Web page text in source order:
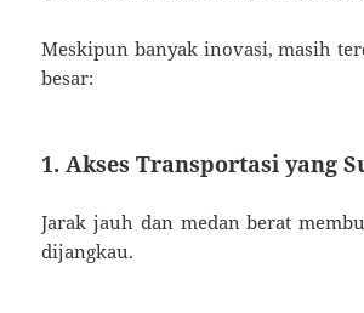
Meskipun banyak inovasi, masih
besar:
1. Akses Transportasi yang
Jarak jauh dan medan berat
dijangkau.